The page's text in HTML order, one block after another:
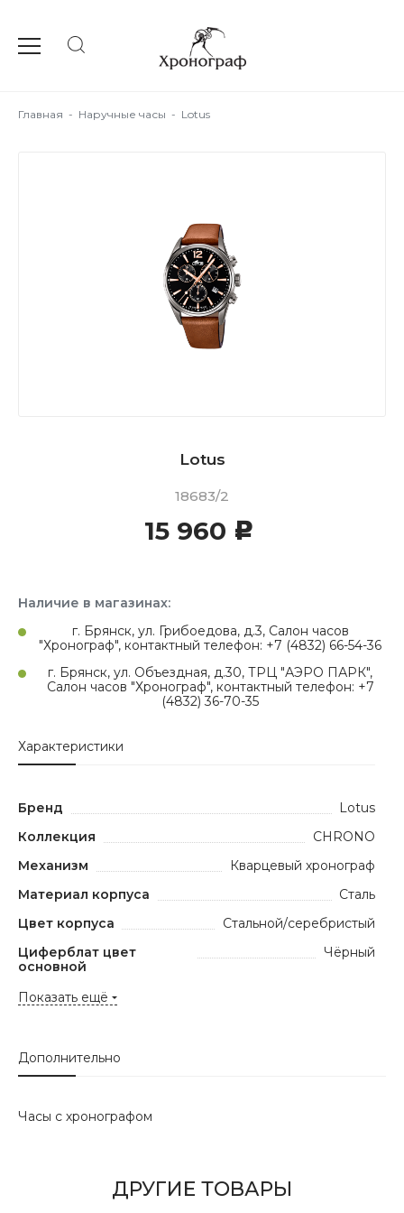
Главная - Наручные часы - Lotus
Lotus
18683/2
15 960 c
Наличие в магазинах:
г. Брянск, ул. Грибоедова, д.3, Салон часов
"Хронограф", контактный телефон: +7 (4832) 66-54-36
г. Брянск, ул. Объездная, д.30, ТРЦ "АЭРО ПАРК",
Салон часов "Хронограф", контактный телефон: +7
(4832) 36-70-35
Характеристики
Бренд
Lotus
Коллекция
CHRONO
Механизм
Кварцевый хронограф
Материал корпуса
Сталь
Цвет корпуса
Стальной/серебристый
Циферблат цвет
основной
Чёрный
Показать ещё
Дополнительно
Часы с хронографом
ДРУГИЕ ТОВАРЫ